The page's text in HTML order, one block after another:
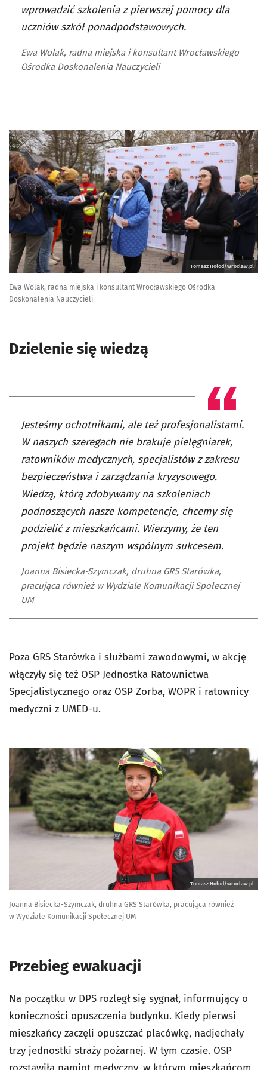
wprowadzić szkolenia z pierwszej pomocy dla
uczniów szkół ponadpodstawowych.
Ewa Wolak, radna miejska i konsultant Wrocławskiego
Ośrodka Doskonalenia Nauczycieli
Tomasz Hołod/wroclaw.pl
Ewa Wolak, radna miejska i konsultant Wrocławskiego Ośrodka
Doskonalenia Nauczycieli
Dzielenie się wiedzą
Jesteśmy ochotnikami, ale też profesjonalistami.
W naszych szeregach nie brakuje pielęgniarek,
ratowników medycznych, specjalistów z zakresu
bezpieczeństwa i zarządzania kryzysowego.
Wiedzą, którą zdobywamy na szkoleniach
podnoszących nasze kompetencje, chcemy się
podzielić z mieszkańcami. Wierzymy, że ten
projekt będzie naszym wspólnym sukcesem.
Joanna Bisiecka-Szymczak, druhna GRS Starówka,
pracująca również w Wydziale Komunikacji Społecznej
UM
Poza GRS Starówka i służbami zawodowymi, w akcję
włączyły się też OSP Jednostka Ratownictwa
Specjalistycznego oraz OSP Zorba, WOPR i ratownicy
medyczni z UMED-u.
Tomasz Hołod/wroclaw.pl
Joanna Bisiecka-Szymczak, druhna GRS Starówka, pracująca również
w Wydziale Komunikacji Społecznej UM
Przebieg ewakuacji
Na początku w DPS rozległ się sygnał, informujący o
konieczności opuszczenia budynku. Kiedy pierwsi
mieszkańcy zaczęli opuszczać placówkę, nadjechały
trzy jednostki straży pożarnej. W tym czasie. OSP